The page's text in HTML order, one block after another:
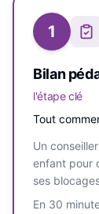
1
Bilan
l'étape clé
Tout
Un
enfant pour
ses
En 30